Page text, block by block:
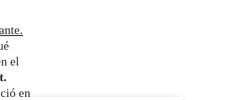
el
en